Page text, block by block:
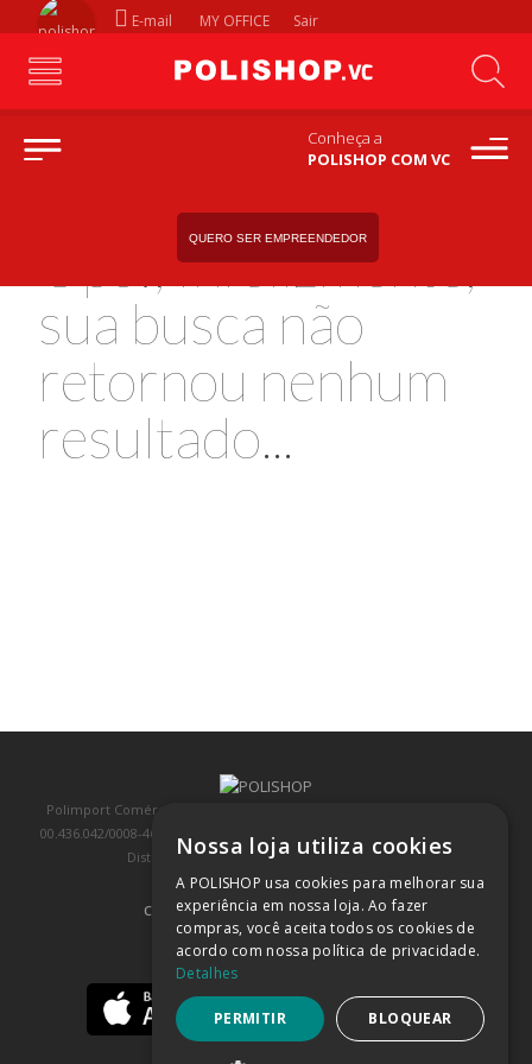
E-mail MY OFFICE Sair
Conheça a
POLISHOP COM VC
QUERO SER EMPREENDEDOR
Ops!, Infelizmente,
sua busca não
retornou nenhum
resultado...
Polimport Comércio e Exportação LTDA, inscrita no CNPJ/MF sob o nº
00.436.042/0008-46, IE 407.458.707.103, com sede na Rua Kanebo, nº 175,
Distrito Industrial, Jundiaí/SP, CEP: 13213-090
COMPRA 100% SEGURA (SAIBA MAIS)
BAIXE NOSSO APP
Nossa loja utiliza cookies
A POLISHOP usa cookies para melhorar sua
experiência em nossa loja. Ao fazer
compras, você aceita todos os cookies de
acordo com nossa política de privacidade.
Detalhes
PERMITIR BLOQUEAR